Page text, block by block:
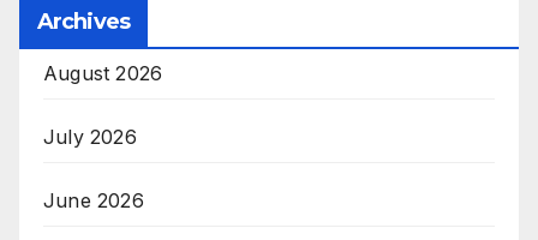
Archives
August 2026
July 2026
June 2026